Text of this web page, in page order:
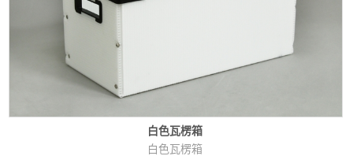
白色瓦楞箱
白色瓦楞箱